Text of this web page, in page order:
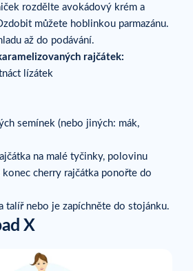
rozdělte avokádový krém a
můžete hoblinkou parmazánu.
až do podávání.
rajčátek:
lízátek
semínek (nebo jiných: mák,
na malé tyčinky, polovinu
cherry rajčátka ponořte do
talíř nebo je zapíchněte do stojánku.
X